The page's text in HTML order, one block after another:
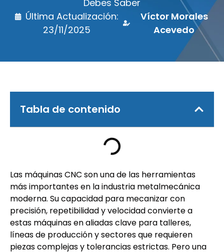
Debes Saber
Última Actualización:
23/11/2025
Víctor Morales
Acevedo
Tabla de contenido
Las máquinas CNC son una de las herramientas
más importantes en la industria metalmecánica
moderna. Su capacidad para mecanizar con
precisión, repetibilidad y velocidad convierte a
estas máquinas en aliadas clave para talleres,
líneas de producción y sectores que requieren
piezas complejas y tolerancias estrictas. Pero una